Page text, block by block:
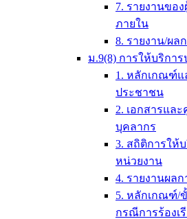
7. รายงานขอ
ภายใน
8. รายงาน/ผล
ม.9(8) การให้บริกา
1. หลักเกณฑ์แ
ประชาชน
2. เอกสารแล
บุคลากร
3. สถิติการให้
หน่วยงาน
4. รายงานผล
5. หลักเกณฑ์/
กรณีการร้องเ